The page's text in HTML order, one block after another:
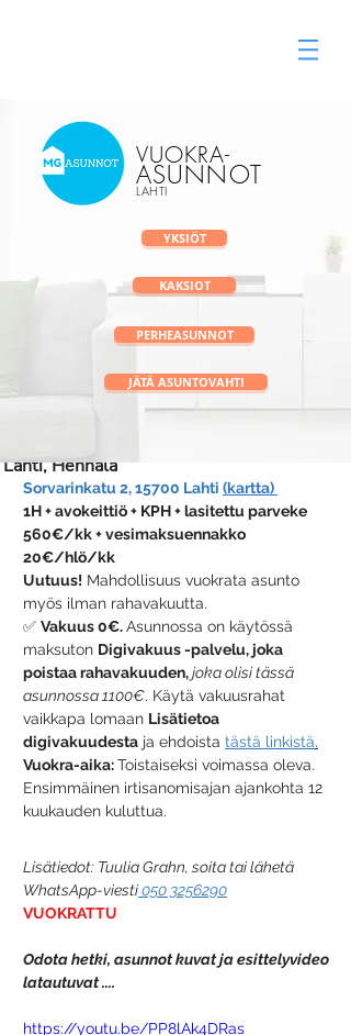
Lahti, Hennala
Sorvarinkatu 2, 15700 Lahti (kartta)
1H + avokeittiö + KPH + lasitettu parveke
560€/kk + vesimaksuennakko
20€/hlö/kk
Uutuus! Mahdollisuus vuokrata asunto
myös ilman rahavakuutta.
✅ Vakuus 0€. Asunnossa on käytössä
maksuton Digivakuus -palvelu, joka
poistaa rahavakuuden, joka olisi tässä
asunnossa 1100€. Käytä vakuusrahat
vaikkapa lomaan Lisätietoa
digivakuudesta ja ehdoista tästä linkistä.
Vuokra-aika: Toistaiseksi voimassa oleva.
Ensimmäinen irtisanomisajan ajankohta 12
kuukauden kuluttua.
Lisätiedot: Tuulia Grahn, soita tai lähetä
WhatsApp-viesti 050 3256290
VUOKRATTU
Odota hetki, asunnot kuvat ja esittelyvideo
latautuvat ....
https://youtu.be/PP8lAk4DRas
VUOKRA-
ASUNNOT
LAHTI
KAKSIOT
YKSIÖT
PERHEASUNNOT
JÄTÄ ASUNTOVAHTI